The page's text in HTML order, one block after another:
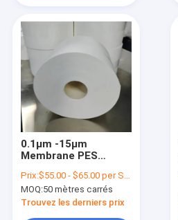
À propos de nous
Visite de l'usine
Nous contacter
0.1μm -15μm
Membrane PES
hydrophile avec
couche de support
en PET
Prix:$55.00 - $65.00 per Square Meter
MOQ:50 mètres carrés
Trouvez les derniers prix